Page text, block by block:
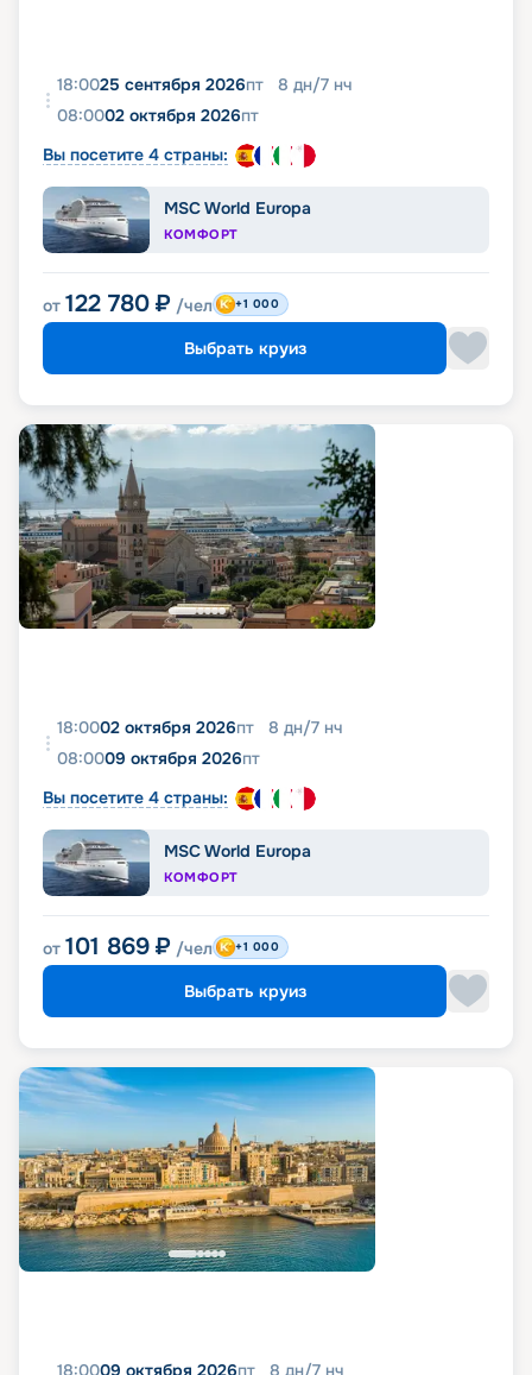
18:0025 сентября 2026пт 8 дн/7 нч
08:0002 октября 2026пт
Вы посетите 4 страны:
MSC World Europa
КОМФОРТ
от 122 780 ₽ /чел +1 000
Выбрать круиз
18:0002 октября 2026пт 8 дн/7 нч
08:0009 октября 2026пт
Вы посетите 4 страны:
MSC World Europa
КОМФОРТ
от 101 869 ₽ /чел +1 000
Выбрать круиз
18:0009 октября 2026пт 8 дн/7 нч